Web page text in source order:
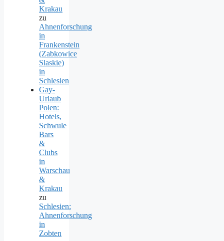
Krakau
zu
Ahnenforschung
in
Frankenstein
(Zabkowice
Slaskie)
in
Schlesien
Gay-
Urlaub
Polen:
Hotels,
Schwule
Bars
&
Clubs
in
Warschau
&
Krakau
zu
Schlesien:
Ahnenforschung
in
Zobten